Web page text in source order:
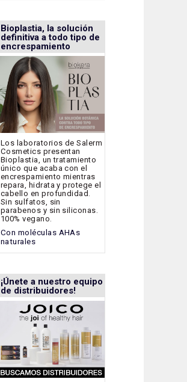
Bioplastia, la solución
definitiva a todo tipo de
encrespamiento
Los laboratorios de Salerm
Cosmetics presentan
Bioplastia, un tratamiento
único que acaba con el
encrespamiento mientras
repara, hidrata y protege el
cabello en profundidad.
Sin sulfatos, sin
parabenos y sin siliconas.
100% vegano.
Con moléculas AHAs
naturales
¡Únete a nuestro equipo
de distribuidores!